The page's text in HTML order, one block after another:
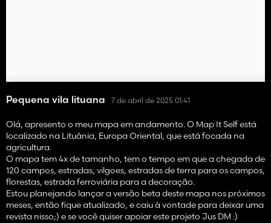
Pequena vila lituana 7 de abril de 2025 01:41
Olá, apresento o meu mapa em andamento. O Map It Self está
localizado na Lituânia, Europa Oriental, que está focada na
agricultura.
O mapa tem 4x de tamanho, tem o tempo em que a chegada de
120 campos, estradas, vilgoes, estradas de terra para os campos,
florestas, estrada ferroviária para a decoração.
Estou planejando lançar a versão beta deste mapa nos próximos
meses, então fique atualizado, e caiu à vontade para deixar uma
revista nisso;) e se você quiser apoiar este projeto Jus DM :)